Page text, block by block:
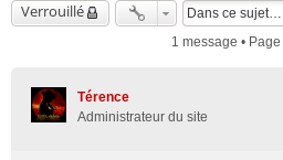
Verrouillé
1 message • Page
Térence
Administrateur du site